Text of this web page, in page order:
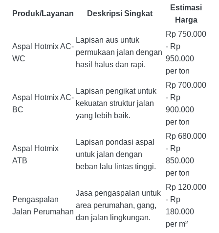
Produk/Layanan Deskripsi Singkat
Estimasi
Harga
Aspal Hotmix AC-
WC
Lapisan aus untuk
permukaan jalan dengan
hasil halus dan rapi.
Rp 750.000
- Rp
950.000
per ton
Aspal Hotmix AC-
BC
Lapisan pengikat untuk
kekuatan struktur jalan
yang lebih baik.
Rp 700.000
- Rp
900.000
per ton
Aspal Hotmix
ATB
Lapisan pondasi aspal
untuk jalan dengan
beban lalu lintas tinggi.
Rp 680.000
- Rp
850.000
per ton
Pengaspalan
Jalan Perumahan
Jasa pengaspalan untuk
area perumahan, gang,
dan jalan lingkungan.
Rp 120.000
- Rp
180.000
per m²